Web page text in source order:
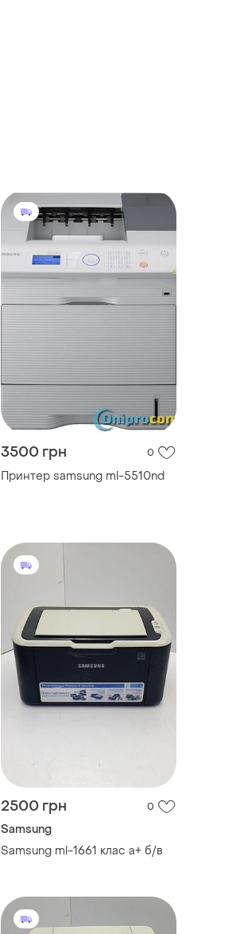
3500 грн 0
Принтер samsung ml-5510nd
2500 грн 0
Samsung
Samsung ml-1661 клас a+ б/в